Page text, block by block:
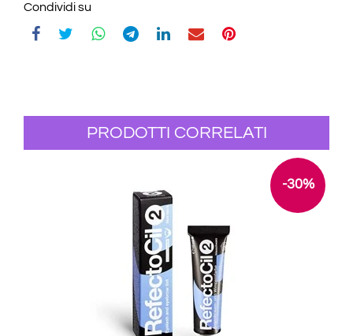
Condividi su
PRODOTTI CORRELATI
-30%